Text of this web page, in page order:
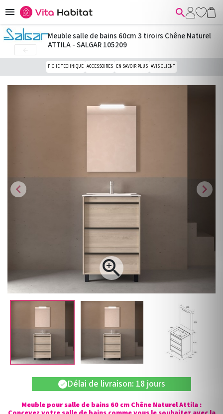
 
chevron_left

chevron_right
Meuble salle de bains 60cm 3 tiroirs Chêne Naturel
ATTILA - SALGAR 105209
FICHE TECHNIQUE ACCESSOIRES EN SAVOIR PLUS AVIS CLIENT
check Délai de livraison: 18 jours
Meuble pour salle de bains 60 cm Chêne Naturel Attila :